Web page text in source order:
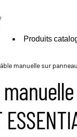
Produits
manuelle sur